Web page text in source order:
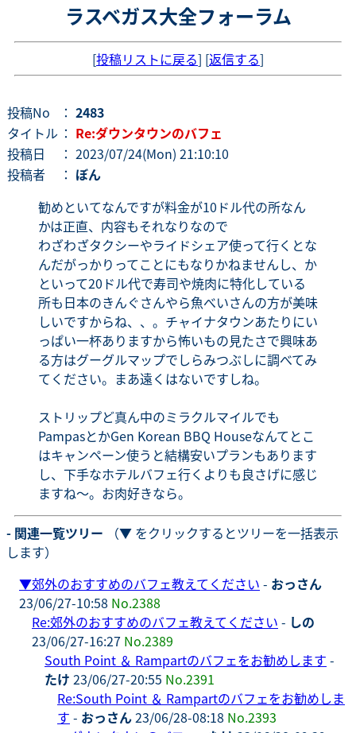
ラスベガス大全フォーラム
[投稿リストに戻る] [返信する]
投稿No ： 2483
タイトル ： Re:ダウンタウンのバフェ
投稿日
： 2023/07/24(Mon) 21:10:10
投稿者
： ぼん
勧めといてなんですが料金が10ドル代の所なん
かは正直、内容もそれなりなので
わざわざタクシーやライドシェア使って行くとな
んだがっかりってことにもなりかねませんし、か
といって20ドル代で寿司や焼肉に特化している
所も日本のきんぐさんやら魚べいさんの方が美味
しいですからね、、。チャイナタウンあたりにい
っぱい一杯ありますから怖いもの見たさで興味あ
る方はグーグルマップでしらみつぶしに調べてみ
てください。まあ遠くはないですしね。
ストリップど真ん中のミラクルマイルでも
PampasとかGen Korean BBQ Houseなんてとこ
はキャンペーン使うと結構安いプランもあります
し、下手なホテルバフェ行くよりも良さげに感じ
ますね～。お肉好きなら。
- 関連一覧ツリー （▼ をクリックするとツリーを一括表示
します）
▼郊外のおすすめのバフェ教えてください - おっさん
23/06/27-10:58 No.2388
Re:郊外のおすすめのバフェ教えてください - しの
23/06/27-16:27 No.2389
South Point ＆ Rampartのバフェをお勧めします -
たけ 23/06/27-20:55 No.2391
Re:South Point ＆ Rampartのバフェをお勧めしま
す - おっさん23/06/28-08:18 No.2393